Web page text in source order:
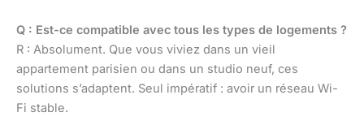
Q : Est-ce compatible avec tous les types de logements ?
R : Absolument. Que vous viviez dans un vieil
appartement parisien ou dans un studio neuf, ces
solutions s’adaptent. Seul impératif : avoir un réseau Wi-
Fi stable.